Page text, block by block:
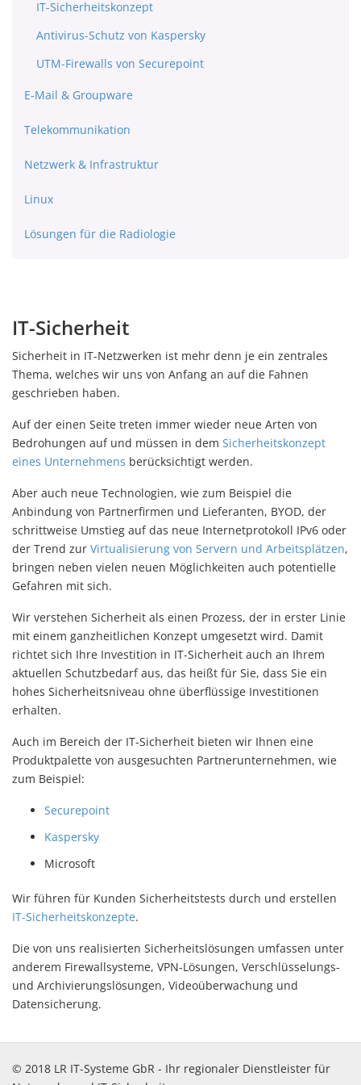
IT-Sicherheitskonzept
Antivirus-Schutz von Kaspersky
UTM-Firewalls von Securepoint
E-Mail & Groupware
Telekommunikation
Netzwerk & Infrastruktur
Linux
Lösungen für die Radiologie
IT-Sicherheit
Sicherheit in IT-Netzwerken ist mehr denn je ein zentrales
Thema, welches wir uns von Anfang an auf die Fahnen
geschrieben haben.
Auf der einen Seite treten immer wieder neue Arten von
Bedrohungen auf und müssen in dem Sicherheitskonzept
eines Unternehmens berücksichtigt werden.
Aber auch neue Technologien, wie zum Beispiel die
Anbindung von Partnerfirmen und Lieferanten, BYOD, der
schrittweise Umstieg auf das neue Internetprotokoll IPv6 oder
der Trend zur Virtualisierung von Servern und Arbeitsplätzen,
bringen neben vielen neuen Möglichkeiten auch potentielle
Gefahren mit sich.
Wir verstehen Sicherheit als einen Prozess, der in erster Linie
mit einem ganzheitlichen Konzept umgesetzt wird. Damit
richtet sich Ihre Investition in IT-Sicherheit auch an Ihrem
aktuellen Schutzbedarf aus, das heißt für Sie, dass Sie ein
hohes Sicherheitsniveau ohne überflüssige Investitionen
erhalten.
Auch im Bereich der IT-Sicherheit bieten wir Ihnen eine
Produktpalette von ausgesuchten Partnerunternehmen, wie
zum Beispiel:
Securepoint
Kaspersky
Microsoft
Wir führen für Kunden Sicherheitstests durch und erstellen
IT-Sicherheitskonzepte.
Die von uns realisierten Sicherheitslösungen umfassen unter
anderem Firewallsysteme, VPN-Lösungen, Verschlüsselungs-
und Archivierungslösungen, Videoüberwachung und
Datensicherung.
© 2018 LR IT-Systeme GbR - Ihr regionaler Dienstleister für